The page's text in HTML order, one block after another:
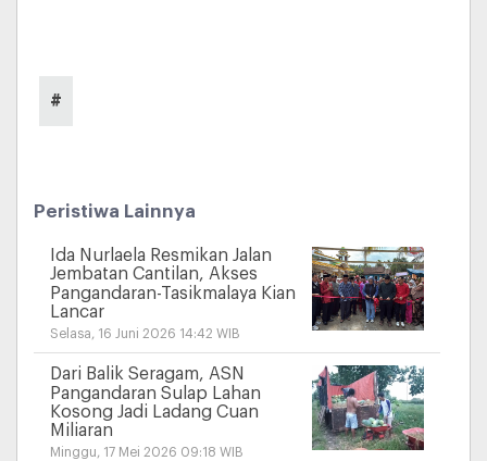
#
Peristiwa Lainnya
Ida Nurlaela Resmikan Jalan
Jembatan Cantilan, Akses
Pangandaran-Tasikmalaya Kian
Lancar
Selasa, 16 Juni 2026 14:42 WIB
Dari Balik Seragam, ASN
Pangandaran Sulap Lahan
Kosong Jadi Ladang Cuan
Miliaran
Minggu, 17 Mei 2026 09:18 WIB